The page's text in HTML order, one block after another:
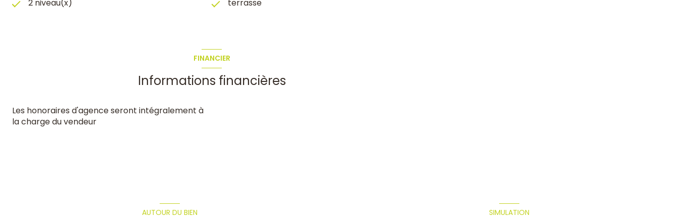
2 niveau(x) terrasse
FINANCIER
Informations financières
Les honoraires d'agence seront intégralement à
la charge du vendeur
AUTOUR DU BIEN SIMULATION